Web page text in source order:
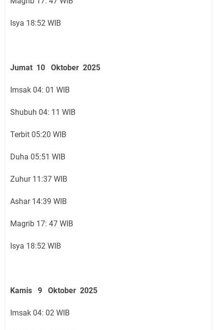
Isya 18:52 WIB
Jumat 10 Oktober 2025
Imsak 04: 01 WIB
Shubuh 04: 11 WIB
Terbit 05:20 WIB
Duha 05:51 WIB
Zuhur 11:37 WIB
Ashar 14:39 WIB
Magrib 17: 47 WIB
Isya 18:52 WIB
Kamis 9 Oktober 2025
Imsak 04: 02 WIB